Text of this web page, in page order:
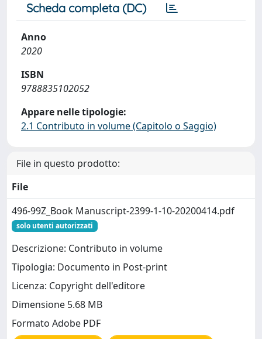
Scheda completa (DC)
Anno
2020
ISBN
9788835102052
Appare nelle tipologie:
2.1 Contributo in volume (Capitolo o Saggio)
File in questo prodotto:
File
496-99Z_Book Manuscript-2399-1-10-20200414.pdf
solo utenti autorizzati
Descrizione: Contributo in volume
Tipologia: Documento in Post-print
Licenza: Copyright dell'editore
Dimensione 5.68 MB
Formato Adobe PDF